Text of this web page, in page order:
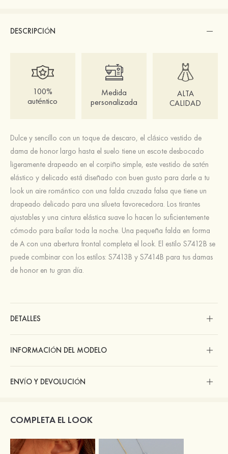
DESCRIPCIÓN
100%
auténtico
Medida
personalizada
ALTA
CALIDAD
Dulce y sencillo con un toque de descaro, el clásico vestido de
dama de honor largo hasta el suelo tiene un escote desbocado
ligeramente drapeado en el corpiño simple, este vestido de satén
elástico y delicado está diseñado con buen gusto para darle a tu
look un aire romántico con una falda cruzada falsa que tiene un
drapeado delicado para una silueta favorecedora. Los tirantes
ajustables y una cintura elástica suave lo hacen lo suficientemente
cómodo para bailar toda la noche. Una pequeña falda en forma
de A con una abertura frontal completa el look. El estilo S7412B se
puede combinar con los estilos: S7413B y S7414B para tus damas
de honor en tu gran día.
DETALLES
INFORMACIÓN DEL MODELO
ENVÍO Y DEVOLUCIÓN
COMPLETA EL LOOK